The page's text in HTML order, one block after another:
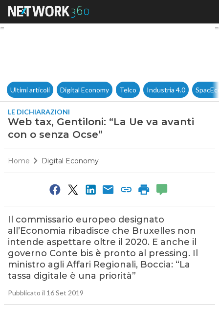
Web tax, Gentiloni: “La Ue va
Ultimi articoli Digital Economy Telco Industria 4.0
LE DICHIARAZIONI
Web tax, Gentiloni: “La Ue va avanti
con o senza Ocse”
Home Digital Economy
Il commissario europeo designato
all’Economia ribadisce che Bruxelles non
intende aspettare oltre il 2020. E anche il
governo Conte bis è pronto al pressing. Il
ministro agli Affari Regionali, Boccia: “La
tassa digitale è una priorità”
Pubblicato il 16 Set 2019